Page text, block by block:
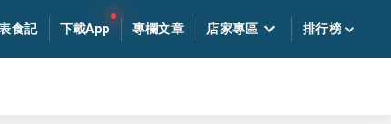
食記 下載App 專欄文章 店家專區 排行榜